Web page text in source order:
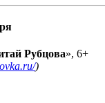
Рубцова», 6+
)